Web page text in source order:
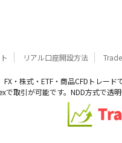
リアル口座開設方法
・株式・ETF・商品CFDトレー
で取引が可能です。NDD方式で透